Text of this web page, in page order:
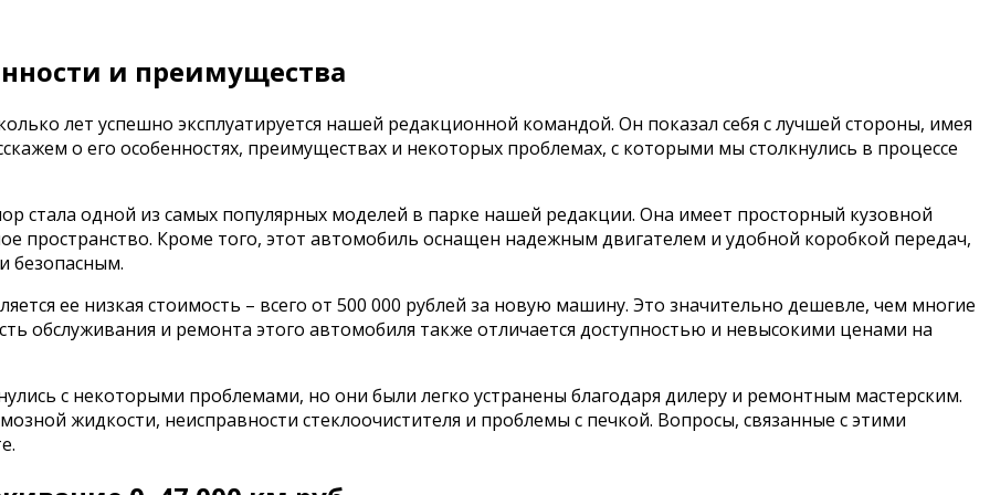
и преимущества
лет успешно эксплуатируется нашей редакционной командой. Он показал себя с лучшей стороны, имея
о его особенностях, преимуществах и некоторых проблемах, с которыми мы столкнулись в процессе
стала одной из самых популярных моделей в парке нашей редакции. Она имеет просторный кузовной
пространство. Кроме того, этот автомобиль оснащен надежным двигателем и удобной коробкой передач,
безопасным.
ее низкая стоимость – всего от 500 000 рублей за новую машину. Это значительно дешевле, чем многие
обслуживания и ремонта этого автомобиля также отличается доступностью и невысокими ценами на
с некоторыми проблемами, но они были легко устранены благодаря дилеру и ремонтным мастерским.
жидкости, неисправности стеклоочистителя и проблемы с печкой. Вопросы, связанные с этими